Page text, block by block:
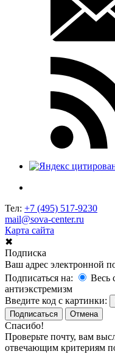
Тел: +7 (495) 517-9230
mail@sova-center.ru
Карта сайта
✖
Подписка
Ваш адрес электронной
Подписаться на:
Весь
антиэкстремизм
Введите код с картинки:
Подписаться
Отмена
Спасибо!
Проверьте почту, вам
отвечающим критериям